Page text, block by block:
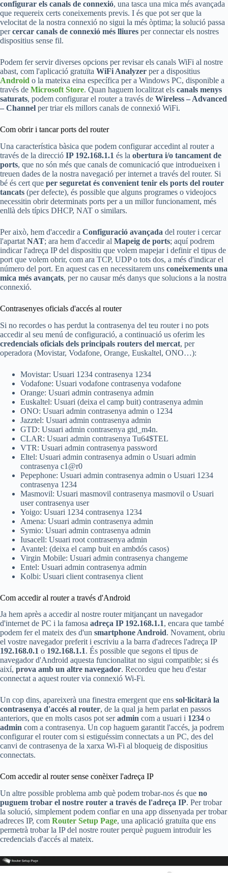
configurar els canals de connexió, una tasca una mica més avançada
que requereix certs coneixements previs. I és que pot ser que la
velocitat de la nostra connexió no sigui la més òptima; la solució passa
percercar canals de connexió més lliures per connectar els nostres
dispositius sense fil.
Podem fer servir diverses opcions per revisar els canals WiFi al nostre
abast, com l'aplicació gratuïta WiFi Analyzer per a dispositius
Android o la mateixa eina específica per a Windows PC, disponible a
través de Microsoft Store. Quan haguem localitzat els canals menys
saturats, podem configurar el router a través de Wireless – Advanced
– Channel per triar els millors canals de connexió WiFi.
Com obrir i tancar ports del router
Una característica bàsica que podem configurar accedint al router a
través de la direcció IP 192.168.1.1 és la obertura i/o tancament de
ports, que no són més que canals de comunicació que introdueixen i
treuen dades de la nostra navegació per internet a través del router. Si
bé és cert que per seguretat és convenient tenir els ports del router
tancats (per defecte), és possible que alguns programes o videojocs
necessitin obrir determinats ports per a un millor funcionament, més
enllà dels típics DHCP, NAT o similars.
Per això, hem d'accedir a Configuració avançada del router i cercar
l'apartat NAT; ara hem d'accedir al Mapeig de ports; aquí podrem
indicar l'adreça IP del dispositiu que volem mapejar i definir el tipus de
port que volem obrir, com ara TCP, UDP o tots dos, a més d'indicar el
número del port. En aquest cas en necessitarem uns coneixements una
mica més avançats, per no causar més danys que solucions a la nostra
connexió.
Contrasenyes oficials d'accés al router
Si no recordes o has perdut la contrasenya del teu router i no pots
accedir al seu menú de configuració, a continuació us oferim les
credencials oficials dels principals routers del mercat, per
operadora (Movistar, Vodafone, Orange, Euskaltel, ONO…):
Movistar: Usuari 1234 contrasenya 1234
Vodafone: Usuari vodafone contrasenya vodafone
Orange: Usuari admin contrasenya admin
Euskaltel: Usuari (deixa el camp buit) contrasenya admin
ONO: Usuari admin contrasenya admin o 1234
Jazztel: Usuari admin contrasenya admin
GTD: Usuari admin contrasenya gtd_m4n.
CLAR: Usuari admin contrasenya Tu64$TEL
VTR: Usuari admin contrasenya password
Eltel: Usuari admin contrasenya admin o Usuari admin
contrasenya c1@r0
Pepephone: Usuari admin contrasenya admin o Usuari 1234
contrasenya 1234
Masmovil: Usuari masmovil contrasenya masmovil o Usuari
user contrasenya user
Yoigo: Usuari 1234 contrasenya 1234
Amena: Usuari admin contrasenya admin
Symio: Usuari admin contrasenya admin
Iusacell: Usuari root contrasenya admin
Avantel: (deixa el camp buit en ambdós casos)
Virgin Mobile: Usuari admin contrasenya changeme
Entel: Usuari admin contrasenya admin
Kolbi: Usuari client contrasenya client
Com accedir al router a través d'Android
Ja hem après a accedir al nostre router mitjançant un navegador
d'internet de PC i la famosa adreça IP 192.168.1.1, encara que també
podem fer el mateix des d'un smartphone Android. Novament, obriu
el vostre navegador preferit i escriviu a la barra d'adreces l'adreça IP
192.168.0.1 o 192.168.1.1. És possible que segons el tipus de
navegador d'Android aquesta funcionalitat no sigui compatible; si és
així, prova amb un altre navegador. Recordeu que heu d'estar
connectat a aquest router via connexió Wi-Fi.
Un cop dins, apareixerà una finestra emergent que ens sol·licitarà la
contrasenya d'accés al router, de la qual ja hem parlat en passos
anteriors, que en molts casos pot seradmin com a usuari i 1234 o
admin com a contrasenya. Un cop haguem garantit l'accés, ja podrem
configurar el router com si estiguéssim connectats a un PC, des del
canvi de contrasenya de la xarxa Wi-Fi al bloqueig de dispositius
connectats.
Com accedir al router sense conèixer l'adreça IP
Un altre possible problema amb què podem trobar-nos és que no
puguem trobar el nostre router a través de l'adreça IP. Per trobar
la solució, simplement podem confiar en una app dissenyada per trobar
adreces IP, com Router Setup Page, una aplicació gratuïta que ens
permetrà trobar la IP del nostre router perquè puguem introduir les
credencials d'accés al mateix.